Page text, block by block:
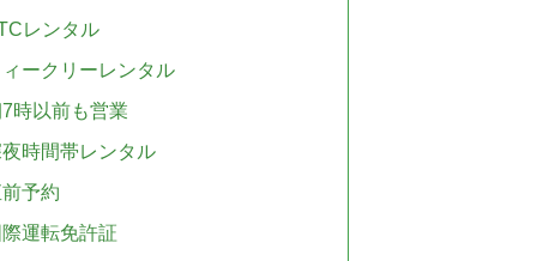
レンタル
ークリーレンタル
時以前も営業
時間帯レンタル
予約
運転免許証